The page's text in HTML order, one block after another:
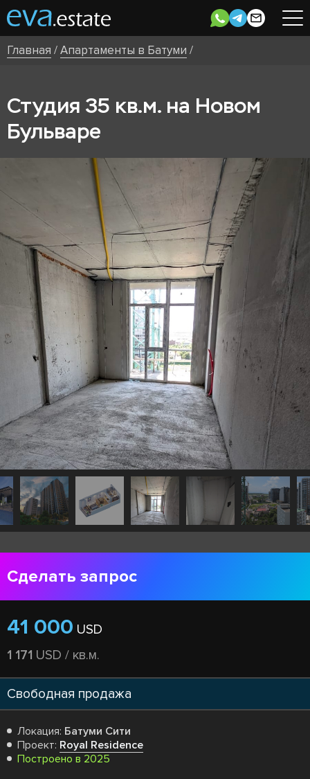
Главная /Апартаменты в Батуми /
Студия 35 кв.м. на Новом
Бульваре
Сделать запрос
41 000 USD
1 171 USD / кв.м.
Свободная продажа
Локация: Батуми Сити
Проект: Royal Residence
Построено в 2025